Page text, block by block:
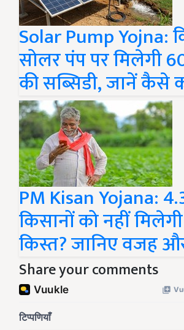
Solar Pump Yojna:
सोलर पंप पर मिलेगी
की सब्सिडी, जानें
PM Kisan Yojana:
किसानों को नहीं
किस्त? जानिए वजह
Share your comments